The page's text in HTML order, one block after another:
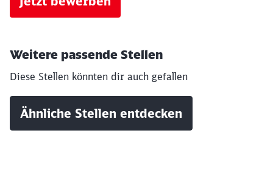
Weitere passende Stellen
Diese Stellen könnten dir auch gefallen
Ähnliche Stellen entdecken
Möchten Sie zuweitergeleitet